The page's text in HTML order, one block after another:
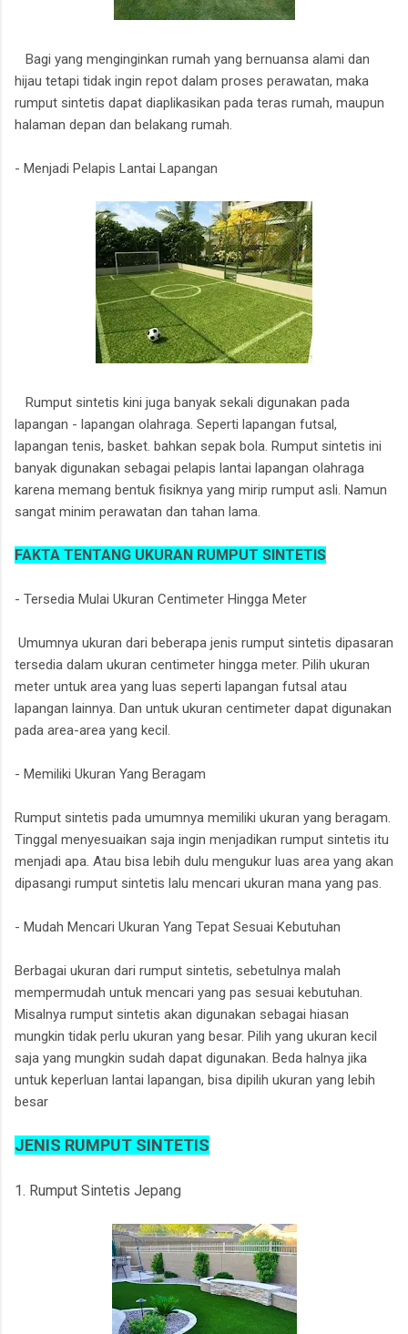
Bagi yang menginginkan rumah yang bernuansa alami dan
hijau tetapi tidak ingin repot dalam proses perawatan, maka
rumput sintetis dapat diaplikasikan pada teras rumah, maupun
halaman depan dan belakang rumah.
- Menjadi Pelapis Lantai Lapangan
Rumput sintetis kini juga banyak sekali digunakan pada
lapangan - lapangan olahraga. Seperti lapangan futsal,
lapangan tenis, basket. bahkan sepak bola. Rumput sintetis ini
banyak digunakan sebagai pelapis lantai lapangan olahraga
karena memang bentuk fisiknya yang mirip rumput asli. Namun
sangat minim perawatan dan tahan lama.
FAKTA TENTANG UKURAN RUMPUT SINTETIS
- Tersedia Mulai Ukuran Centimeter Hingga Meter
Umumnya ukuran dari beberapa jenis rumput sintetis dipasaran
tersedia dalam ukuran centimeter hingga meter. Pilih ukuran
meter untuk area yang luas seperti lapangan futsal atau
lapangan lainnya. Dan untuk ukuran centimeter dapat digunakan
pada area-area yang kecil.
- Memiliki Ukuran Yang Beragam
Rumput sintetis pada umumnya memiliki ukuran yang beragam.
Tinggal menyesuaikan saja ingin menjadikan rumput sintetis itu
menjadi apa. Atau bisa lebih dulu mengukur luas area yang akan
dipasangi rumput sintetis lalu mencari ukuran mana yang pas.
- Mudah Mencari Ukuran Yang Tepat Sesuai Kebutuhan
Berbagai ukuran dari rumput sintetis, sebetulnya malah
mempermudah untuk mencari yang pas sesuai kebutuhan.
Misalnya rumput sintetis akan digunakan sebagai hiasan
mungkin tidak perlu ukuran yang besar. Pilih yang ukuran kecil
saja yang mungkin sudah dapat digunakan. Beda halnya jika
untuk keperluan lantai lapangan, bisa dipilih ukuran yang lebih
besar
JENIS RUMPUT SINTETIS
1. Rumput Sintetis Jepang